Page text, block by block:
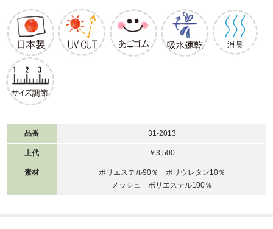
品番 31-2013
上代 ￥3,500
素材
ポリエステル90％ ポリウレタン10％
メッシュ ポリエステル100％